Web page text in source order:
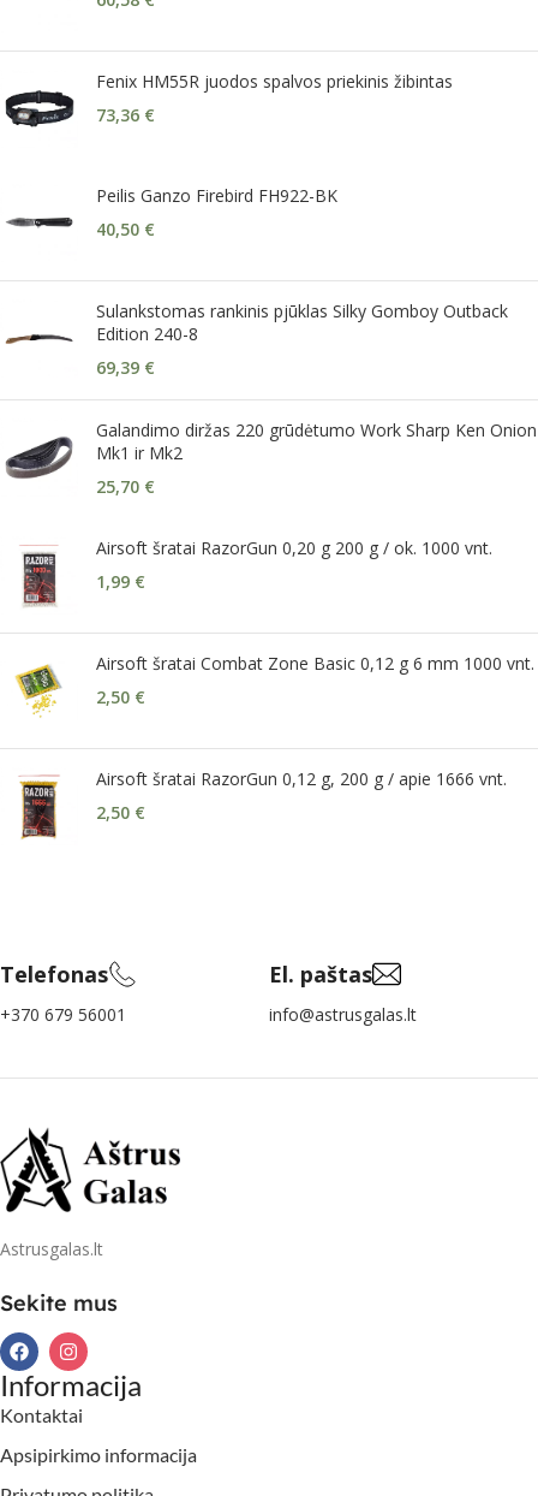
Fenix HM55R juodos spalvos priekinis žibintas
73,36 €
Peilis Ganzo Firebird FH922-BK
40,50 €
Sulankstomas rankinis pjūklas Silky Gomboy Outback
Edition 240-8
69,39 €
Galandimo diržas 220 grūdėtumo Work Sharp Ken Onion
Mk1 ir Mk2
25,70 €
Airsoft šratai RazorGun 0,20 g 200 g / ok. 1000 vnt.
1,99 €
Airsoft šratai Combat Zone Basic 0,12 g 6 mm 1000 vnt.
2,50 €
Airsoft šratai RazorGun 0,12 g, 200 g / apie 1666 vnt.
2,50 €
Telefonas
+370 679 56001
El. paštas
info@astrusgalas.lt
Astrusgalas.lt
Sekite mus
Informacija
Kontaktai
Apsipirkimo informacija